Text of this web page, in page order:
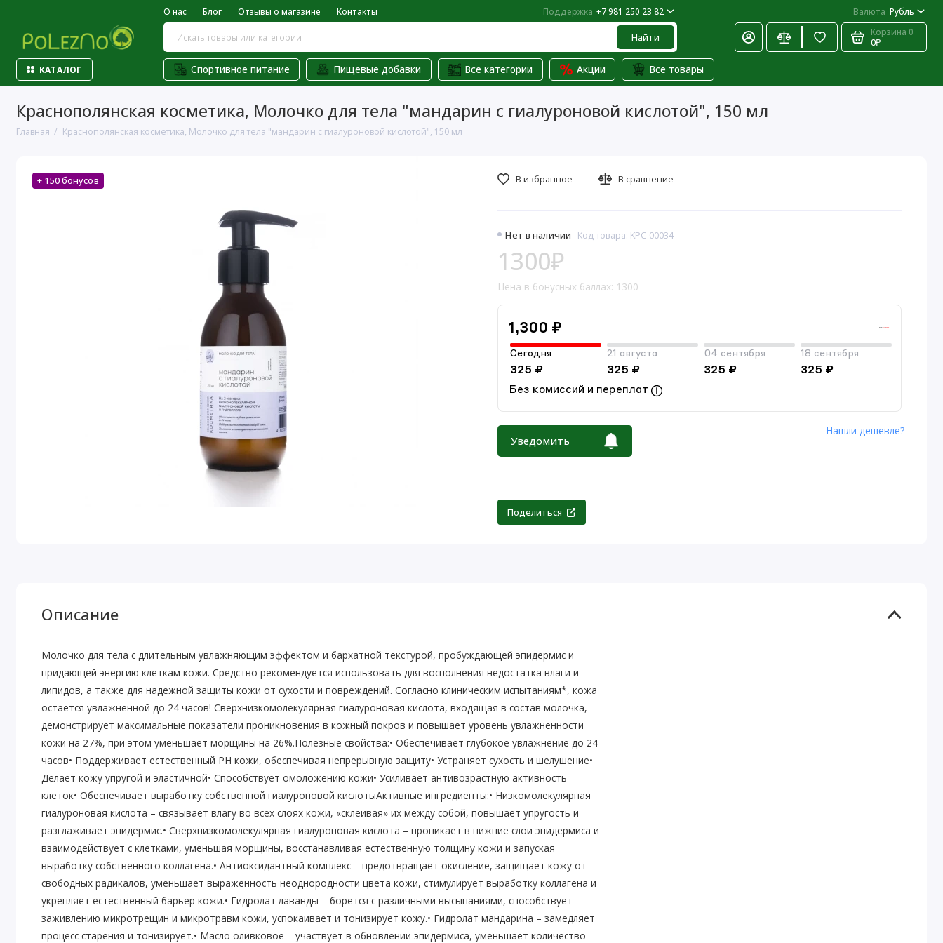
О нас Блог Отзывы о магазине Контакты Поддержка +7 981 250 23 82 Валюта Рубль
Найти Корзина 0
0₽
КАТАЛОГ Спортивное питание Пищевые добавки Все категории Акции Все товары
Краснополянская косметика, Молочко для тела "мандарин с гиалуроновой кислотой", 150 мл
Главная Краснополянская косметика, Молочко для тела "мандарин с гиалуроновой кислотой", 150 мл
+ 150 бонусов
Нет в наличии Код товара: KPC-00034
1300₽
Цена в бонусных баллах: 1300
1,300 ₽
Сегодня
325 ₽
21 августа
325 ₽
04 сентября
325 ₽
18 сентября
325 ₽
Без комиссий и переплат
Уведомить
Нашли дешевле?
В избранное В сравнение
Поделиться
Описание
Молочко для тела с длительным увлажняющим эффектом и бархатной текстурой, пробуждающей эпидермис и
придающей энергию клеткам кожи. Средство рекомендуется использовать для восполнения недостатка влаги и
липидов, а также для надежной защиты кожи от сухости и повреждений. Согласно клиническим испытаниям*, кожа
остается увлажненной до 24 часов! Сверхнизкомолекулярная гиалуроновая кислота, входящая в состав молочка,
демонстрирует максимальные показатели проникновения в кожный покров и повышает уровень увлажненности
кожи на 27%, при этом уменьшает морщины на 26%.Полезные свойства:• Обеспечивает глубокое увлажнение до 24
часов• Поддерживает естественный PН кожи, обеспечивая непрерывную защиту• Устраняет сухость и шелушение•
Делает кожу упругой и эластичной• Способствует омоложению кожи• Усиливает антивозрастную активность
клеток• Обеспечивает выработку собственной гиалуроновой кислотыАктивные ингредиенты:• Низкомолекулярная
гиалуроновая кислота – связывает влагу во всех слоях кожи, «склеивая» их между собой, повышает упругость и
разглаживает эпидермис.• Сверхнизкомолекулярная гиалуроновая кислота – проникает в нижние слои эпидермиса и
взаимодействует с клетками, уменьшая морщины, восстанавливая естественную толщину кожи и запуская
выработку собственного коллагена.• Антиоксидантный комплекс – предотвращает окисление, защищает кожу от
свободных радикалов, уменьшает выраженность неоднородности цвета кожи, стимулирует выработку коллагена и
укрепляет естественный барьер кожи.• Гидролат лаванды – борется с различными высыпаниями, способствует
заживлению микротрещин и микротравм кожи, успокаивает и тонизирует кожу.• Гидролат мандарина – замедляет
процесс старения и тонизирует.• Масло оливковое – участвует в обновлении эпидермиса, уменьшает количество